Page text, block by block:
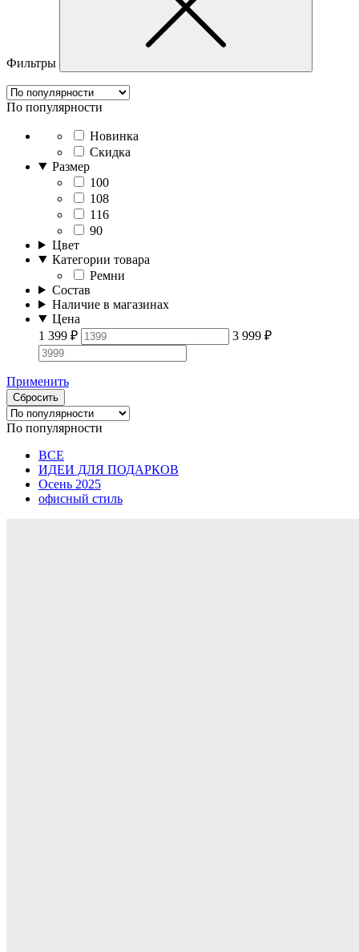
Фильтры
По популярности
Новинка
Скидка
Размер
100
108
116
90
Цвет
Категории товара
Ремни
Состав
Наличие в магазинах
Цена
1 399 ₽ 3 999 ₽
Применить
Сбросить
По популярности
ВСЕ
ИДЕИ ДЛЯ ПОДАРКОВ
Осень 2025
офисный стиль